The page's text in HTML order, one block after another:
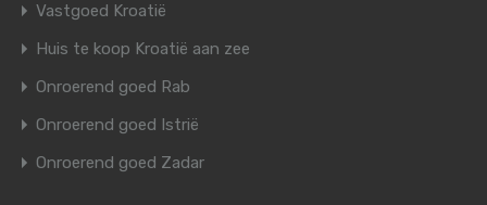
Vastgoed Kroatië
Huis te koop Kroatië aan zee
Onroerend goed Rab
Onroerend goed Istrië
Onroerend goed Zadar